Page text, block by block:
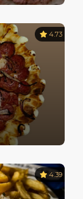
4.73
4.39